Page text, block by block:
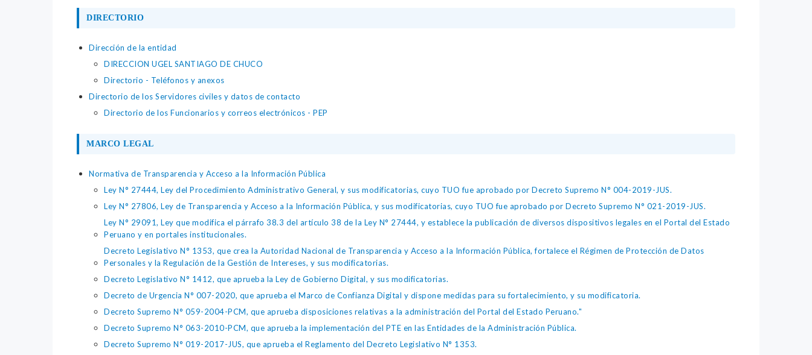
DIRECTORIO
Dirección de la entidad
DIRECCION UGEL SANTIAGO DE CHUCO
Directorio - Teléfonos y anexos
Directorio de los Servidores civiles y datos de contacto
Directorio de los Funcionarios y correos electrónicos - PEP
MARCO LEGAL
Normativa de Transparencia y Acceso a la Información Pública
Ley N° 27444, Ley del Procedimiento Administrativo General, y sus modificatorias, cuyo TUO fue aprobado por Decreto Supremo N° 004-2019-JUS.
Ley N° 27806, Ley de Transparencia y Acceso a la Información Pública, y sus modificatorias, cuyo TUO fue aprobado por Decreto Supremo N° 021-2019-JUS.
Ley N° 29091, Ley que modifica el párrafo 38.3 del artículo 38 de la Ley N° 27444, y establece la publicación de diversos dispositivos legales en el Portal del Estado
Peruano y en portales institucionales.
Decreto Legislativo N° 1353, que crea la Autoridad Nacional de Transparencia y Acceso a la Información Pública, fortalece el Régimen de Protección de Datos
Personales y la Regulación de la Gestión de Intereses, y sus modificatorias.
Decreto Legislativo N° 1412, que aprueba la Ley de Gobierno Digital, y sus modificatorias.
Decreto de Urgencia N° 007-2020, que aprueba el Marco de Confianza Digital y dispone medidas para su fortalecimiento, y su modificatoria.
Decreto Supremo N° 059-2004-PCM, que aprueba disposiciones relativas a la administración del Portal del Estado Peruano."
Decreto Supremo N° 063-2010-PCM, que aprueba la implementación del PTE en las Entidades de la Administración Pública.
Decreto Supremo N° 019-2017-JUS, que aprueba el Reglamento del Decreto Legislativo N° 1353.